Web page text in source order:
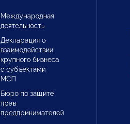
Международная
деятельность
Декларация о
взаимодействии
крупного бизнеса
с субъектами
МСП
Бюро по защите
прав
предпринимателей